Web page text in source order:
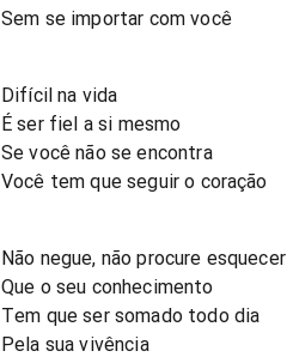
Sem se importar com você
Difícil na vida
É ser fiel a si mesmo
Se você não se encontra
Você tem que seguir o coração
Não negue, não procure esquecer
Que o seu conhecimento
Tem que ser somado todo dia
Pela sua vivência